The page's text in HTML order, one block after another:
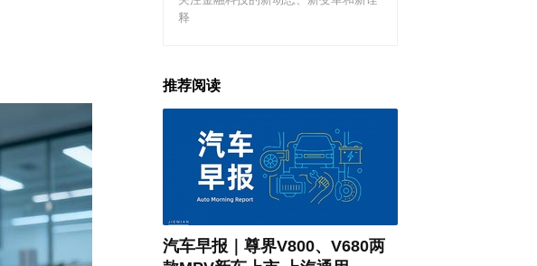
释
推荐阅读
汽车早报｜尊界V800、V680两